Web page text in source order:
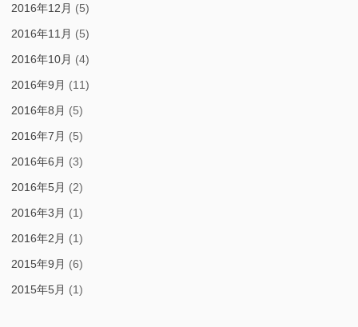
2016年12月 (5)
2016年11月 (5)
2016年10月 (4)
2016年9月 (11)
2016年8月 (5)
2016年7月 (5)
2016年6月 (3)
2016年5月 (2)
2016年3月 (1)
2016年2月 (1)
2015年9月 (6)
2015年5月 (1)